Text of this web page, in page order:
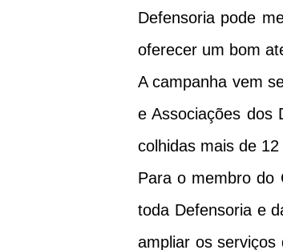
Defensoria pode
oferecer um bom
A campanha vem
e Associações dos
colhidas mais de
Para o membro do
toda Defensoria e
ampliar os serviços